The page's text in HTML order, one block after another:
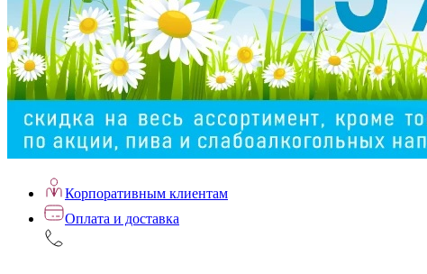
Корпоративным клиентам
Оплата и доставка